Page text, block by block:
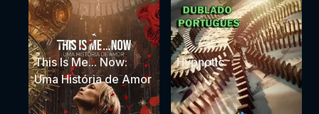
This Is Me... Now:
Uma História de Amor
Hypnotic